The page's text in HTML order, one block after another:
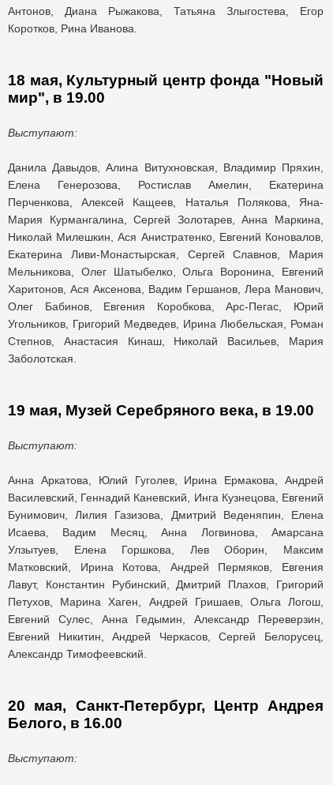
Антонов, Диана Рыжакова, Татьяна Злыгостева, Егор
Коротков, Рина Иванова.
18 мая, Культурный центр фонда "Новый
мир", в 19.00
Выступают:
Данила Давыдов, Алина Витухновская, Владимир Пряхин,
Елена Генерозова, Ростислав Амелин, Екатерина
Перченкова, Алексей Кащеев, Наталья Полякова, Яна-
Мария Курмангалина, Сергей Золотарев, Анна Маркина,
Николай Милешкин, Ася Анистратенко, Евгений Коновалов,
Екатерина Ливи-Монастырская, Сергей Славнов, Мария
Мельникова, Олег Шатыбелко, Ольга Воронина, Евгений
Харитонов, Ася Аксенова, Вадим Гершанов, Лера Манович,
Олег Бабинов, Евгения Коробкова, Арс-Пегас, Юрий
Угольников, Григорий Медведев, Ирина Любельская, Роман
Степнов, Анастасия Кинаш, Николай Васильев, Мария
Заболотская.
19 мая, Музей Серебряного века, в 19.00
Выступают:
Анна Аркатова, Юлий Гуголев, Ирина Ермакова, Андрей
Василевский, Геннадий Каневский, Инга Кузнецова, Евгений
Бунимович, Лилия Газизова, Дмитрий Веденяпин, Елена
Исаева, Вадим Месяц, Анна Логвинова, Амарсана
Улзытуев, Елена Горшкова, Лев Оборин, Максим
Матковский, Ирина Котова, Андрей Пермяков, Евгения
Лавут, Константин Рубинский, Дмитрий Плахов, Григорий
Петухов, Марина Хаген, Андрей Гришаев, Ольга Логош,
Евгений Сулес, Анна Гедымин, Александр Переверзин,
Евгений Никитин, Андрей Черкасов, Сергей Белорусец,
Александр Тимофеевский.
20 мая, Санкт-Петербург, Центр Андрея
Белого, в 16.00
Выступают: